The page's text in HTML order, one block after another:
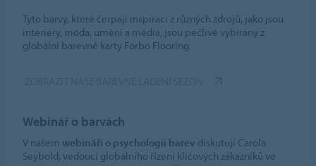
Tyto barvy, které čerpají inspiraci z různých zdrojů, jako jsou
interiéry, móda, umění a média, jsou pečlivě vybírány z
globální barevné karty Forbo Flooring.
Webinář o barvách
V našem webináři o psychologii barev diskutují Carola
Seybold, vedoucí globálního řízení klíčových zákazníků ve